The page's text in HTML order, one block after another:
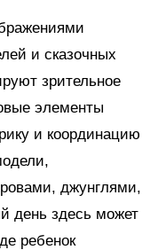
и сказочных
зрительное
элементы
и координацию
джунглями,
день здесь может
ребенок